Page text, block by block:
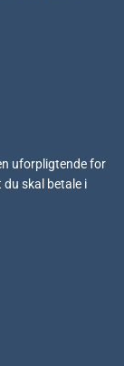
uforpligtende for
du skal betale i